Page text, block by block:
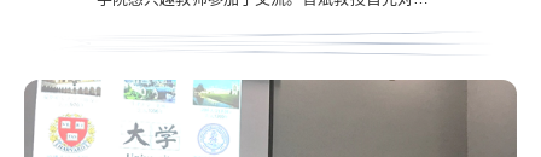
办学定位、教学模式及药学院学生的培养特色。曾
教授指出，深圳技术大学办学对标德国、瑞士的应
用技术大学，在夯实理论的基础上，更加注重培养
学...